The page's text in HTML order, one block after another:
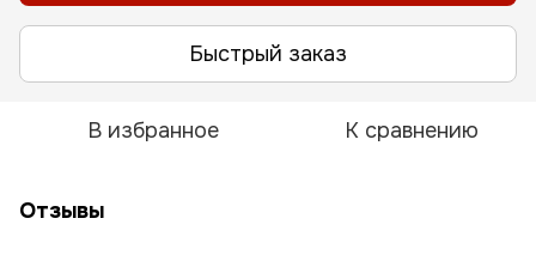
Быстрый заказ
В избранное К сравнению
Отзывы